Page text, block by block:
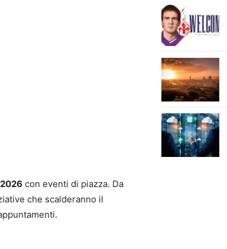
con eventi di piazza. Da
che scalderanno il